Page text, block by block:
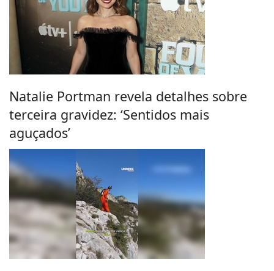
Natalie Portman revela detalhes sobre
terceira gravidez: ‘Sentidos mais
aguçados’